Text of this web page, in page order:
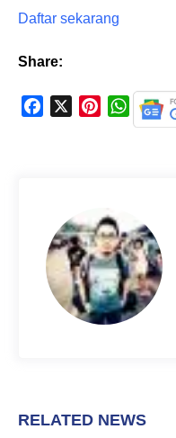
Daftar sekarang
Share:
k
r
e
s
W
h
p
p
RELATED NEWS